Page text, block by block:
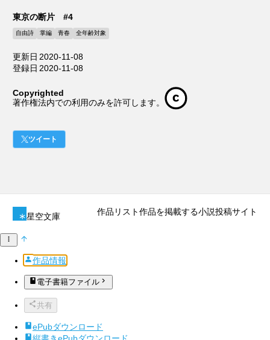
東京の断片 #4
自由詩 掌編 青春 全年齢対象
更新日 2020-11-08
登録日 2020-11-08
Copyrighted
著作権法内での利用のみを許可します。
ツイート
星空文庫 作品リスト作品を掲載する小説投稿サイト
作品情報
電子書籍ファイル
共有
ePubダウンロード
縦書きePubダウンロード